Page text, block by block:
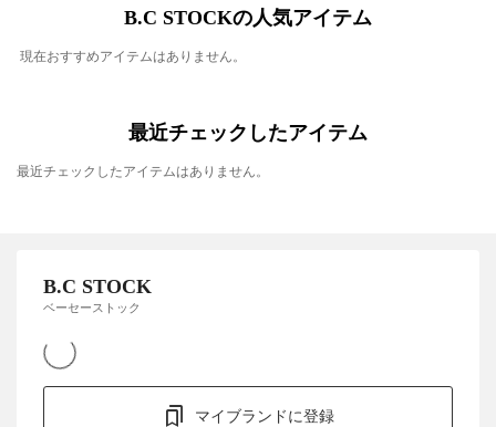
B.C STOCKの人気アイテム
現在おすすめアイテムはありません。
最近チェックしたアイテム
最近チェックしたアイテムはありません。
B.C STOCK
ベーセーストック
マイブランドに登録